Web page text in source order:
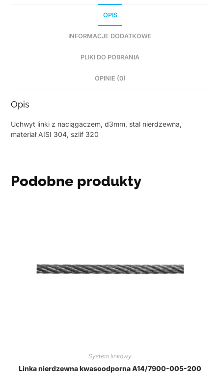
OPIS
INFORMACJE DODATKOWE
PLIKI DO POBRANIA
OPINIE (0)
Opis
Uchwyt linki z naciągaczem, d3mm, stal nierdzewna,
materiał AISI 304, szlif 320
Podobne produkty
System linkowy
Linka nierdzewna kwasoodporna A14/7900-005-200